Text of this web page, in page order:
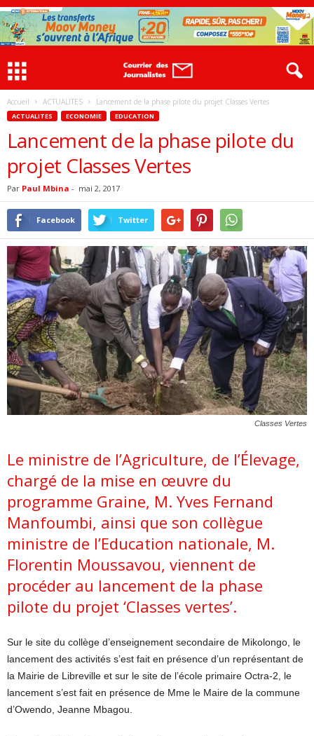
Accueil ACTUALITES Lancement de la phase pilote du projet Classes Vertes
ACTUALITES ECONOMIE EDUCATION
Lancement de la phase pilote du
projet Classes Vertes
Par Paul Mbina - mai 2, 2017
Facebook Twitter
Classes Vertes
Le ministre de l’Agriculture, de l’Élevage,
chargé de la mise en œuvre du
programme Graine, M. Yves Fernand
Manfoumbi, ainsi que son collègue
ministre de l’Education nationale, M.
Florentin Moussavou, viennent de
procéder au lancement de la phase
pilote du projet ‘Classes vertes’.
Sur le site du collège d’enseignement secondaire de Mikolongo, le
lancement des activités s’est fait en présence d’un représentant de
la Mairie de Libreville et sur le site de l’école primaire Octra-2, le
lancement s’est fait en présence de Mme le Maire de la commune
d’Owendo, Jeanne Mbagou.